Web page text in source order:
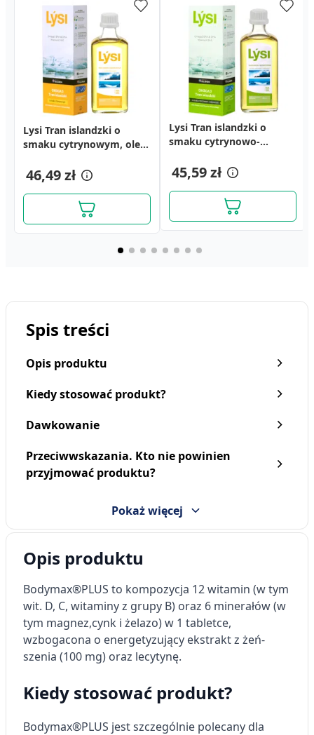
Lysi Tran islandzki o
smaku cytrynowym, olej,
46,49 zł
Lysi Tran islandzki o
smaku cytrynowo-
45,59 zł
Bodymax Bodymisie,
żelki, o smaku coli, 60 szt.
Bodymax Active, tabletki,
23,89 zł
Immunes Complex,
granulat, do spożywania,
27,59 zł
Bodymax Plus, tabletki,
60 szt.
43,29 zł
Vitella Zn, krem
witaminowy z cynkiem,
Calcium Teva, tabletki
musujące, 14 szt.
6,69 zł
Spis treści
Opis produktu
Kiedy stosować produkt?
Dawkowanie
Przeciwwskazania. Kto nie powinien
przyjmować produktu?
Pokaż więcej
Opis produktu
Bodymax®PLUS to kompozycja 12 witamin (w tym
wit. D, C, witaminy z grupy B) oraz 6 minerałów (w
tym magnez,cynk i żelazo) w 1 tabletce,
wzbogacona o energetyzujący ekstrakt z żeń-
szenia (100 mg) oraz lecytynę.
Kiedy stosować produkt?
Bodymax®PLUS jest szczególnie polecany dla